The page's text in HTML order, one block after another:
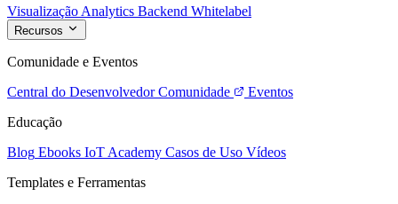
Visualização Analytics Backend Whitelabel
Recursos
Comunidade e Eventos
Central do Desenvolvedor Comunidade
Eventos
Educação
Blog Ebooks IoT Academy Casos de Uso Vídeos
Templates e Ferramentas